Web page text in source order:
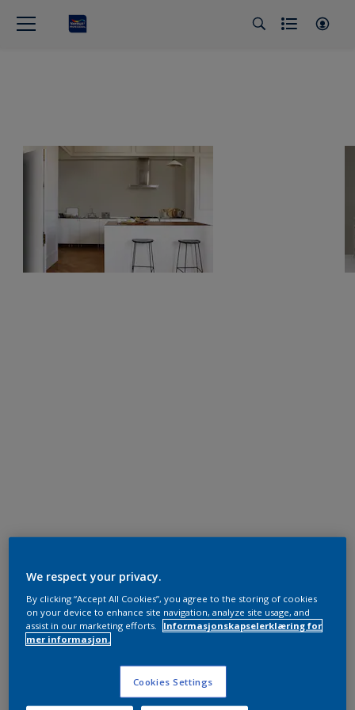
We respect your privacy.
By clicking “Accept All Cookies”, you agree to the storing of cookies
on your device to enhance site navigation, analyze site usage, and
assist in our marketing efforts.
Informasjonskapselerklæring for
mer informasjon.
Cookies Settings